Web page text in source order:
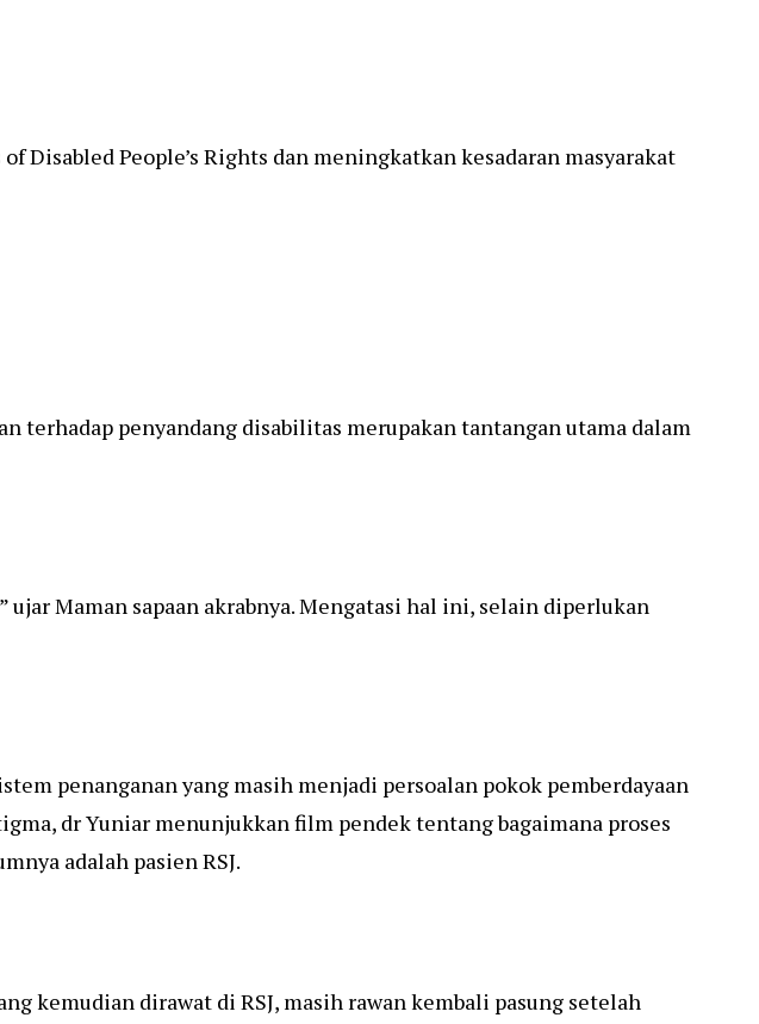
People’s Rights dan meningkatkan kesadaran masyarakat
terhadap penyandang disabilitas merupakan tantangan utama dalam
Maman sapaan akrabnya. Mengatasi hal ini, selain diperlukan
penanganan yang masih menjadi persoalan pokok pemberdayaan
dr Yuniar menunjukkan film pendek tentang bagaimana proses
adalah pasien RSJ.
kemudian dirawat di RSJ, masih rawan kembali pasung setelah